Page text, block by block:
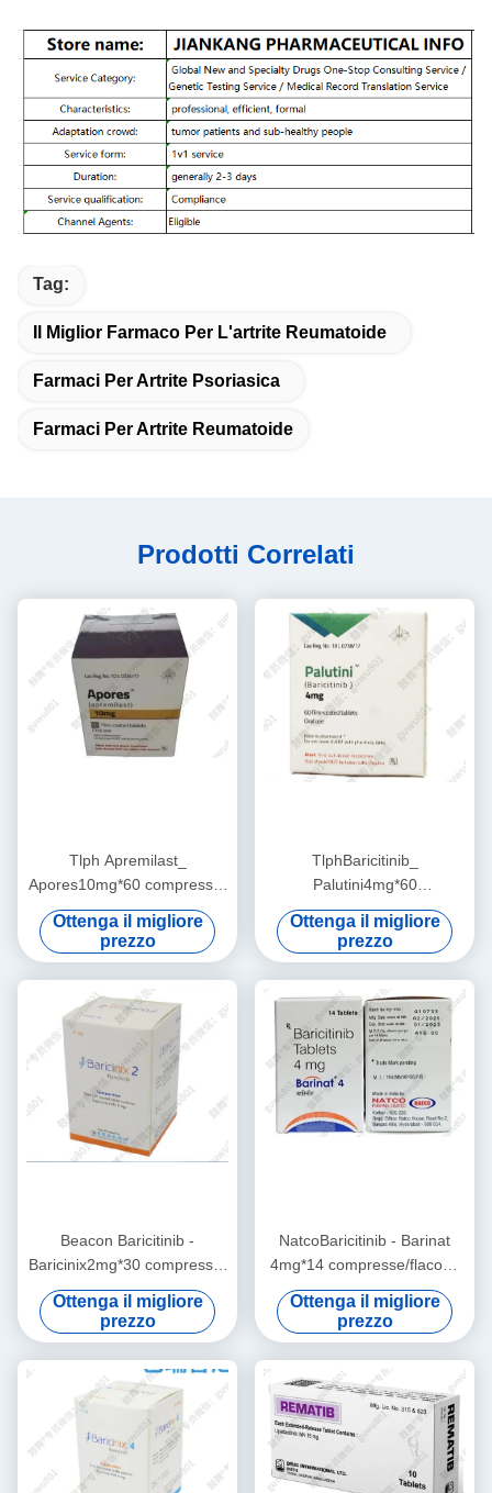
Tag:
Il Miglior Farmaco Per L'artrite Reumatoide
Farmaci Per Artrite Psoriasica
Farmaci Per Artrite Reumatoide
Prodotti Correlati
Tlph Apremilast_
Apores10mg*60 compresse/
flacone (scatola) Psoriasi,
artrite psoriasicaApplicabile
durante il trattamento con
questo farmaco
Ottenga il migliore
prezzo
TlphBaricitinib_
Palutini4mg*60
compresseArtrite reumatoide
(AR), spondilite anchilosante
(AS), psoriasi, dermatite
atopica, lupus eritematoso
sistemico, colite ulcerosa
(UC),Alopecia areataAppli
Ottenga il migliore
prezzo
Beacon Baricitinib -
Baricinix2mg*30 compresse/
flacone (scatola) Artrite
reumatoide (AR), (AS),
psoriasi, dermatite atopica,
lupus eritematoso sistemico
(UC), alopecia
areataDurante il periodo di
trattamento
Ottenga il migliore
prezzo
NatcoBaricitinib - Barinat
4mg*14 compresse/flacone
(scatola) Artrite reumatoide
(AR), (AS), psoriasi,
dermatite atopica, lupus
eritematoso sistemico, (UC),
alopecia areata Durante il
periodo di trattamento
Ottenga il migliore
prezzo